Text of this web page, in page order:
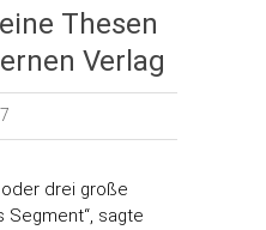
Thesen
Verlag
drei große
sagte